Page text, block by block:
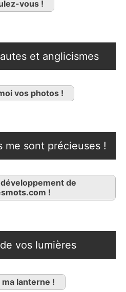
vous !
et anglicismes
vos photos !
me sont précieuses !
de
!
vos lumières
ma lanterne !